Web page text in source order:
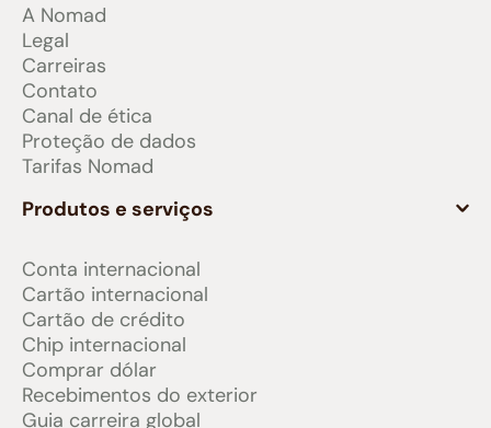
A Nomad
Legal
Carreiras
Contato
Canal de ética
Proteção de dados
Tarifas Nomad
Produtos e serviços
Conta internacional
Cartão internacional
Cartão de crédito
Chip internacional
Comprar dólar
Recebimentos do exterior
Guia carreira global